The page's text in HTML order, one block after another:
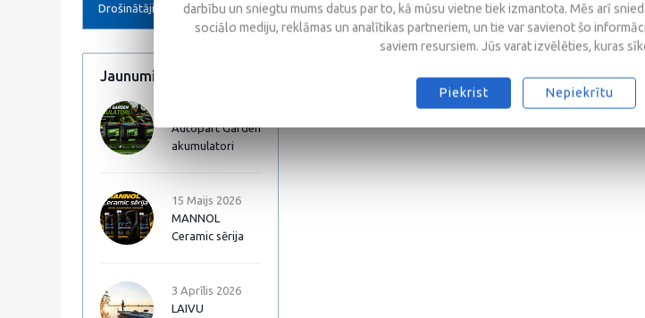
Drošinātāji
Jaunumi
Autopart Garden
akumulatori
15 Maijs 2026
MANNOL
Ceramic sērija
3 Aprīlis 2026
LAIVU
darbību un sniegtu mums datus par to, kā mūsu vietne tiek izmantota. Mēs arī
sociālo mediju, reklāmas un analītikas partneriem, un tie var savienot šo
saviem resursiem. Jūs varat izvēlēties, kuras
Piekrist Nepiekrītu